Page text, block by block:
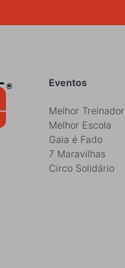
Rodapé
Eventos
Melhor Treinador
Melhor Escola
Gaia é Fado
7 Maravilhas
Circo Solidário